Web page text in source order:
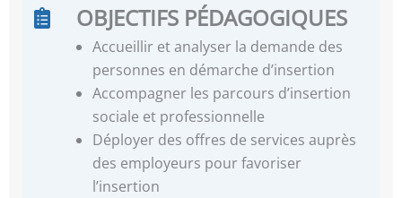
OBJECTIFS PÉDAGOGIQUES
Accueillir et analyser la demande des
personnes en démarche d’insertion
Accompagner les parcours d’insertion
sociale et professionnelle
Déployer des offres de services auprès
des employeurs pour favoriser
l’insertion